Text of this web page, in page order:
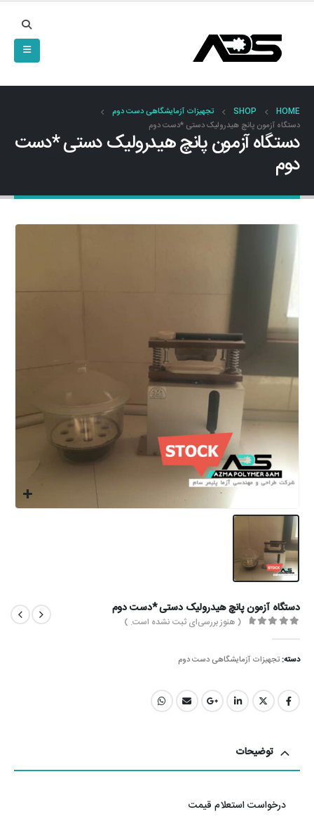
HOME
SHOP
تجهیزات آزمایشگاهی دست دوم
دستگاه آزمون پانچ هیدرولیک دستی *دست دوم
دستگاه آزمون پانچ هیدرولیک دستی *دست
دوم
دستگاه آزمون پانچ هیدرولیک دستی *دست دوم
( هنوز بررسی‌ای ثبت نشده است. )
دسته:تجهیزات آزمایشگاهی دست دوم
توضیحات
درخواست استعلام قیمت